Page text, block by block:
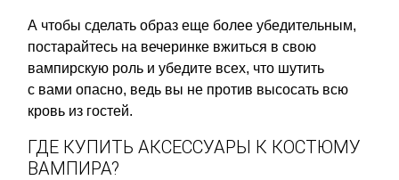
А чтобы сделать образ еще более убедительным,
постарайтесь на вечеринке вжиться в свою
вампирскую роль и убедите всех, что шутить
с вами опасно, ведь вы не против высосать всю
кровь из гостей.
ГДЕ КУПИТЬ АКСЕССУАРЫ К КОСТЮМУ
ВАМПИРА?